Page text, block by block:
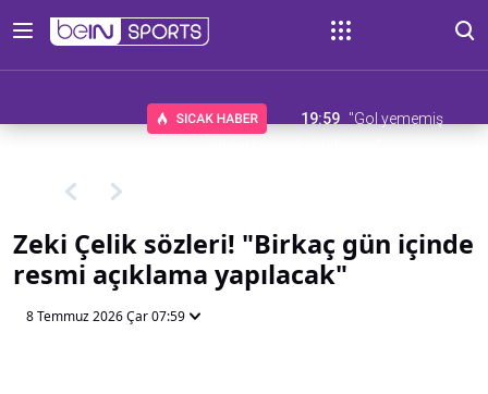
19:59 "Gol yememiş
Zeki Çelik sözleri! "Birkaç gün içinde
resmi açıklama yapılacak"
8 Temmuz 2026 Çar 07:59